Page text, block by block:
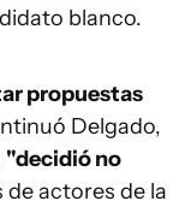
blanco.
propuestas
Delgado,
"decidió no
actores de la